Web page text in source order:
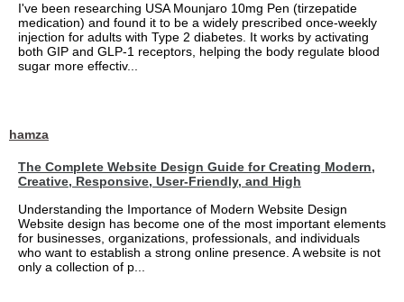
I've been researching USA Mounjaro 10mg Pen (tirzepatide
medication) and found it to be a widely prescribed once-weekly
injection for adults with Type 2 diabetes. It works by activating
both GIP and GLP-1 receptors, helping the body regulate blood
sugar more effectiv...
hamza
The Complete Website Design Guide for Creating Modern,
Creative, Responsive, User-Friendly, and High
Understanding the Importance of Modern Website Design
Website design has become one of the most important elements
for businesses, organizations, professionals, and individuals
who want to establish a strong online presence. A website is not
only a collection of p...